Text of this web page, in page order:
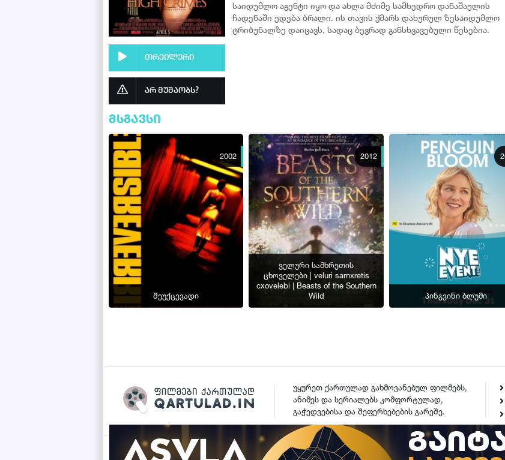
თრეილერი
არ მუშაობს?
საიდუმლო აგენტი იყო და ახლა მძიმე სამხედრო დანაშაულის
ჩადენაში ედება ბრალი. ის თავის ქმარს დახურულ ზესაიდუმლო
ტრიბუნალზე დაიცავს, სადაც ბევრად განსხვავებული წესებია.
მსგავსი
2002
შეუქცევადი
2012
" title="ველური სამხრეთის ცხოველები | veluri samxretis cxovelebi | Beasts of the Southern Wild" />
ველური სამხრეთის
ცხოველები | veluri samxretis
cxovelebi | Beasts of the Southern
Wild
პინგვინი ბლუმი
უყურეთ ქართულად გახმოვანებულ ფილმებს,
ანიმეს და სერიალებს კომფორტულად,
გაჭედვებისა და შეფერხებების გარეშე.
ᲙᲝᲜᲢᲐᲥᲢᲘ
Qartulad.in © 2026